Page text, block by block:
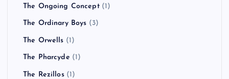
The Ongoing Concept(1)
The Ordinary Boys (3)
The Orwells (1)
The Pharcyde (1)
The Rezillos(1)